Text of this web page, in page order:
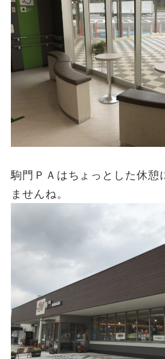
駒門ＰＡはちょっとした休憩
ませんね。